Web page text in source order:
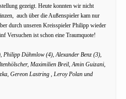
gezeigt. Heute konnten wir nicht
auch über die Außenspieler kam nur
durch unseren Kreisspieler Philipp wieder
Versuchen ist schon eine Traumquote!
Philipp Dähmlow (4), Alexander Benz (3),
Maximilien Breil, Amin Guizani,
Gereon Lastring , Leroy Polan und